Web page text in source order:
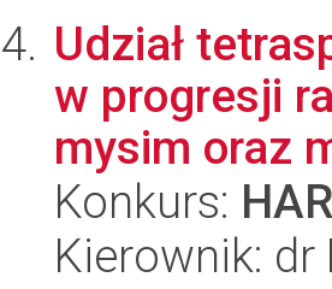
Udział
w progresji
mysim oraz
Konkurs:
Kierownik: dr